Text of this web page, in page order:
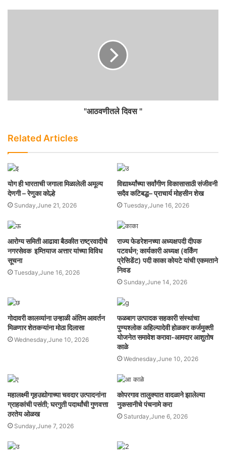
"आठवणीतले दिवस "
Related Articles
योग ही भारताची जगाला मिळालेली अमूल्य
देणगी – रेणुका कोल्हे
Sunday,June 21, 2026
विद्यार्थ्यांच्या सर्वांगीण विकासासाठी संजीवनी
सदैव कटिबद्ध– प्राचार्य मोहसीन शेख
Tuesday,June 16, 2026
आरोग्य समिती आढावा बैठकीत राष्ट्रवादीचे
नगरसेवक इम्तियाज अत्तार यांच्या विविध
सूचना
Tuesday,June 16, 2026
राज्य फेडरेशनच्या अध्यक्षपदी दीपक
पटवर्धन; कार्यकारी अध्यक्ष (वर्किंग
प्रेसिडेंट) पदी काका कोयटे यांची एकमताने
निवड
Sunday,June 14, 2026
गोदावरी कालव्यांना उन्हाळी अंतिम आवर्तन
मिळणार शेतकऱ्यांना मोठा दिलासा
Wednesday,June 10, 2026
फळबाग उत्पादक सहकारी संस्थांचा
पुण्यश्लोक अहिल्यादेवी होळकर कर्जमुक्ती
योजनेत समावेश करावा-आमदार आशुतोष
काळे
Wednesday,June 10, 2026
महालक्ष्मी गृहउद्योगाच्या चवदार उत्पादनांना
ग्राहकांची पसंती; घरगुती पदार्थांची गुणवत्ता
ठरतेय ओळख
Sunday,June 7, 2026
कोपरगाव तालुक्यात वादळाने झालेल्या
नुकसानीचे पंचनामे करा
Saturday,June 6, 2026